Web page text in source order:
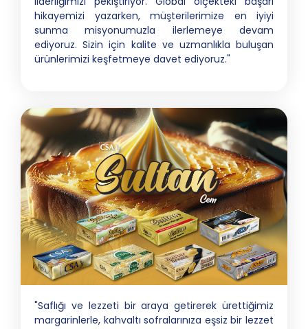
hikayemizi yazarken, müşterilerimize en iyiyi
sunma misyonumuzla ilerlemeye devam
ediyoruz. Sizin için kalite ve uzmanlıkla buluşan
ürünlerimizi keşfetmeye davet ediyoruz."
"Saflığı ve lezzeti bir araya getirerek ürettiğimiz
margarinlerle, kahvaltı sofralarınıza eşsiz bir lezzet